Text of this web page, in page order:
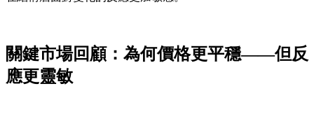
關鍵市場回顧：為何價格更平穩——但反
應更靈敏